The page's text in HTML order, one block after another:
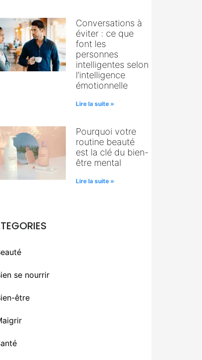
Conversations à
éviter : ce que
font les
personnes
intelligentes selon
l’intelligence
émotionnelle
Lire la suite »
Pourquoi votre
routine beauté
est la clé du bien-
être mental
Lire la suite »
se nourrir
être